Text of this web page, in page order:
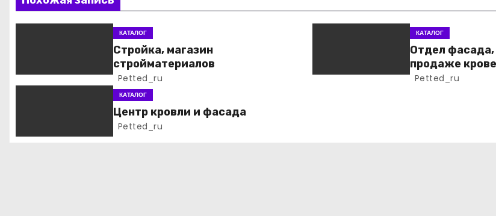
и
п
КАТАЛОГ
Стройка, магазин
стройматериалов
Petted_ru
КАТАЛОГ
Отдел фасада,
продаже
фасадных
Petted_ru
КАТАЛОГ
Центр кровли и фасада
Petted_ru